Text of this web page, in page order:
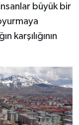
büyük bir
karşılığının